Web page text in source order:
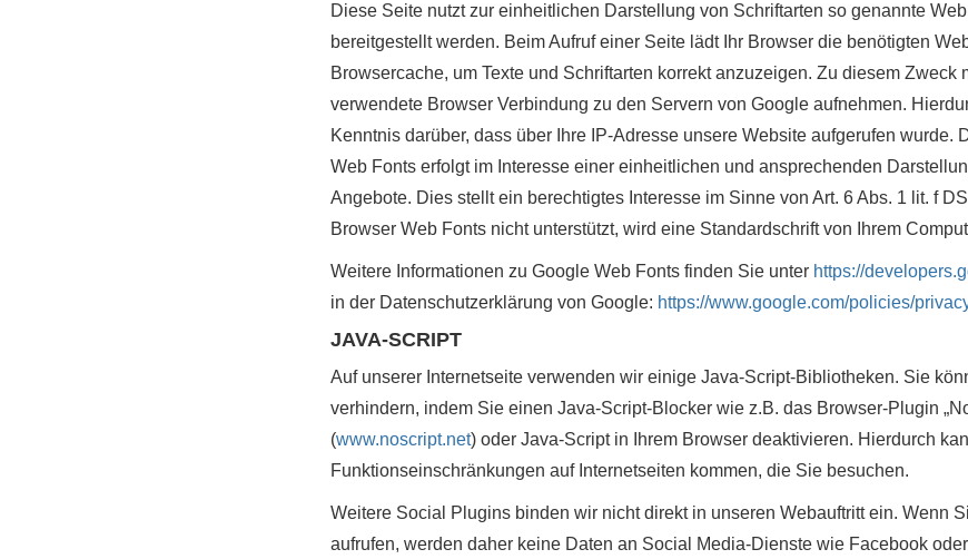
Diese Seite nutzt zur einheitlichen Darstellung von Schriftarten so genannte
bereitgestellt werden. Beim Aufruf einer Seite lädt Ihr Browser die benötigten
Browsercache, um Texte und Schriftarten korrekt anzuzeigen. Zu diesem Zweck
verwendete Browser Verbindung zu den Servern von Google aufnehmen.
Kenntnis darüber, dass über Ihre IP-Adresse unsere Website aufgerufen wurde.
Web Fonts erfolgt im Interesse einer einheitlichen und ansprechenden
Angebote. Dies stellt ein berechtigtes Interesse im Sinne von Art. 6 Abs. 1 lit. f
Browser Web Fonts nicht unterstützt, wird eine Standardschrift von Ihrem
Weitere Informationen zu Google Web Fonts finden Sie unter https://
in der Datenschutzerklärung von Google: https://www.google.com/policies/
JAVA-SCRIPT
Auf unserer Internetseite verwenden wir einige Java-Script-Bibliotheken. Sie
verhindern, indem Sie einen Java-Script-Blocker wie z.B. das Browser-Plugin
(www.noscript.net) oder Java-Script in Ihrem Browser deaktivieren. Hierdurch
Funktionseinschränkungen auf Internetseiten kommen, die Sie besuchen.
Weitere Social Plugins binden wir nicht direkt in unseren Webauftritt ein. Wenn
aufrufen, werden daher keine Daten an Social Media-Dienste wie Facebook